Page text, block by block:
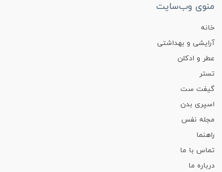
منوی وب‌سایت
خانه
آرایشی و بهداشتی
عطر و ادکلن
تستر
گیفت ست
اسپری بدن
مجله نفس
راهنما
تماس با ما
درباره ما